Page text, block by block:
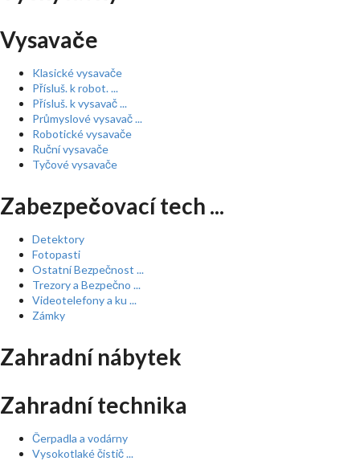
Vysavače
Klasické vysavače
Přísluš. k robot. ...
Přísluš. k vysavač ...
Průmyslové vysavač ...
Robotické vysavače
Ruční vysavače
Tyčové vysavače
Zabezpečovací tech ...
Detektory
Fotopasti
Ostatní Bezpečnost ...
Trezory a Bezpečno ...
Videotelefony a ku ...
Zámky
Zahradní nábytek
Zahradní technika
Čerpadla a vodárny
Vysokotlaké čistič ...